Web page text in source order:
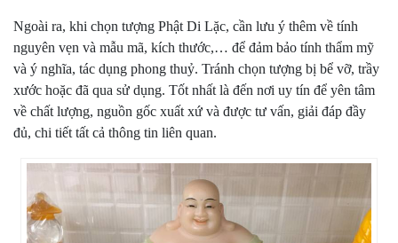
Ngoài ra, khi chọn tượng Phật Di Lặc, cần lưu ý thêm về tính
nguyên vẹn và mẫu mã, kích thước,… để đảm bảo tính thẩm mỹ
và ý nghĩa, tác dụng phong thuỷ. Tránh chọn tượng bị bể vỡ, trầy
xước hoặc đã qua sử dụng. Tốt nhất là đến nơi uy tín để yên tâm
về chất lượng, nguồn gốc xuất xứ và được tư vấn, giải đáp đầy
đủ, chi tiết tất cả thông tin liên quan.